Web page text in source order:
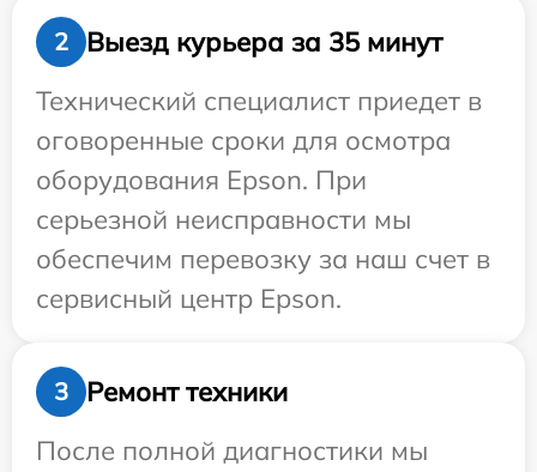
2
Выезд курьера за 35 минут
Технический специалист приедет в
оговоренные сроки для осмотра
оборудования Epson. При
серьезной неисправности мы
обеспечим перевозку за наш счет в
сервисный центр Epson.
3
Ремонт техники
После полной диагностики мы